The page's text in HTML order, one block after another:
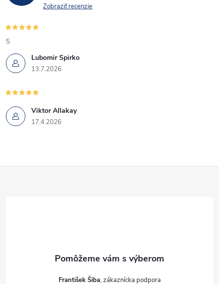
Zobraziť recenzie
Lubomir Spirko
13.7.2026
5
Viktor Allakay
17.4.2026
František Šiba